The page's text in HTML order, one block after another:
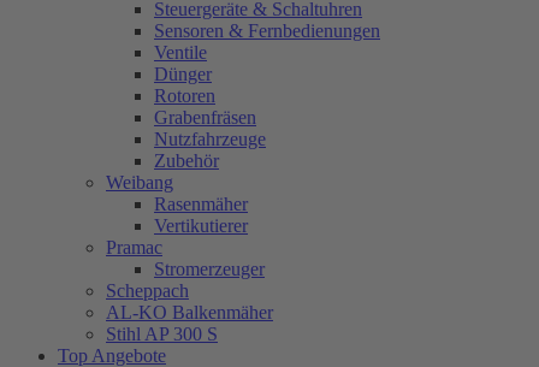
Steuergeräte & Schaltuhren
Sensoren & Fernbedienungen
Ventile
Dünger
Rotoren
Grabenfräsen
Nutzfahrzeuge
Zubehör
Weibang
Rasenmäher
Vertikutierer
Pramac
Stromerzeuger
Scheppach
AL-KO Balkenmäher
Stihl AP 300 S
Top Angebote